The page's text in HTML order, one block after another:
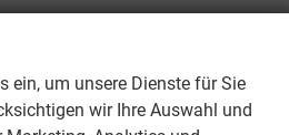
ein, um unsere Dienste für Sie
wir Ihre Auswahl und